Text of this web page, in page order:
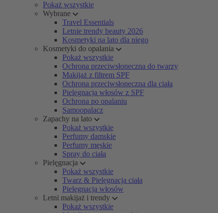
Pokaż wszystkie
Wybrane
Travel Essentials
Letnie trendy beauty 2026
Kosmetyki na lato dla niego
Kosmetyki do opalania
Pokaż wszystkie
Ochrona przeciwsłoneczna do twarzy
Makijaż z filtrem SPF
Ochrona przeciwsłoneczna dla ciała
Pielęgnacja włosów z SPF
Ochrona po opalaniu
Samoopalacz
Zapachy na lato
Pokaż wszystkie
Perfumy damskie
Perfumy męskie
Spray do ciała
Pielęgnacja
Pokaż wszystkie
Twarz & Pielęgnacja ciała
Pielęgnacja włosów
Letni makijaż i trendy
Pokaż wszystkie